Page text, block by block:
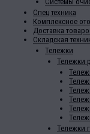
Спец техника
Комплексное
Доставка
Складская
Тележки
Тележки
Тележки